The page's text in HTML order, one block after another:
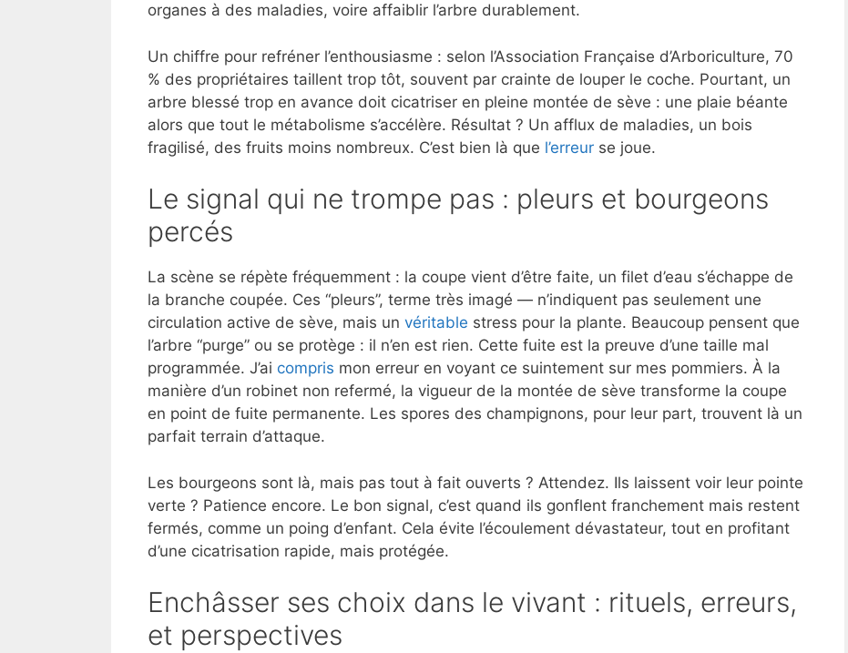
organes à des maladies, voire affaiblir l’arbre durablement.
Un chiffre pour refréner l’enthousiasme : selon l’Association Française d’Arboriculture, 70
% des propriétaires taillent trop tôt, souvent par crainte de louper le coche. Pourtant, un
arbre blessé trop en avance doit cicatriser en pleine montée de sève : une plaie béante
alors que tout le métabolisme s’accélère. Résultat ? Un afflux de maladies, un bois
fragilisé, des fruits moins nombreux. C’est bien là que l’erreur se joue.
Le signal qui ne trompe pas : pleurs et bourgeons
percés
La scène se répète fréquemment : la coupe vient d’être faite, un filet d’eau s’échappe de
la branche coupée. Ces “pleurs”, terme très imagé — n’indiquent pas seulement une
circulation active de sève, mais un véritable stress pour la plante. Beaucoup pensent que
l’arbre “purge” ou se protège : il n’en est rien. Cette fuite est la preuve d’une taille mal
programmée. J’ai compris mon erreur en voyant ce suintement sur mes pommiers. À la
manière d’un robinet non refermé, la vigueur de la montée de sève transforme la coupe
en point de fuite permanente. Les spores des champignons, pour leur part, trouvent là un
parfait terrain d’attaque.
Les bourgeons sont là, mais pas tout à fait ouverts ? Attendez. Ils laissent voir leur pointe
verte ? Patience encore. Le bon signal, c’est quand ils gonflent franchement mais restent
fermés, comme un poing d’enfant. Cela évite l’écoulement dévastateur, tout en profitant
d’une cicatrisation rapide, mais protégée.
Enchâsser ses choix dans le vivant : rituels, erreurs,
et perspectives